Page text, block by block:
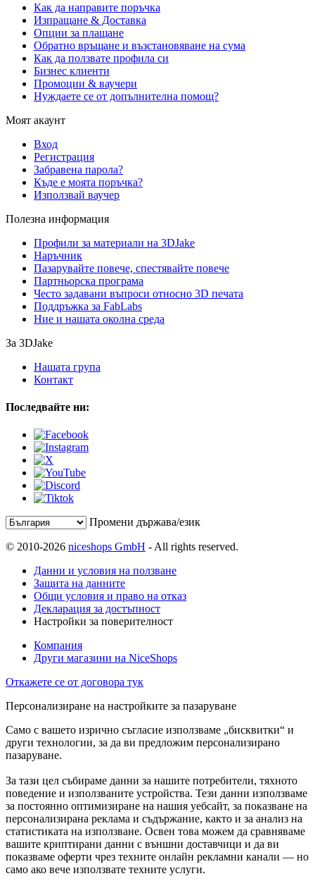
Как да направите поръчка
Изпращане & Доставка
Опции за плащане
Обратно връщане и възстановяване на сума
Как да ползвате профила си
Бизнес клиенти
Промоции & ваучери
Нуждаете се от допълнителна помощ?
Моят акаунт
Вход
Регистрация
Забравена парола?
Къде е моята поръчка?
Използвай ваучер
Полезна информация
Профили за материали на 3DJake
Наръчник
Пазарувайте повече, спестявайте повече
Партньорска програма
Често задавани въпроси относно 3D печата
Поддръжка за FabLabs
Ние и нашата околна среда
За 3DJake
Нашата група
Контакт
Последвайте ни:
Промени държава/език
© 2010-2026 niceshops GmbH - All rights reserved.
Данни и условия на ползване
Защита на данните
Общи условия и право на отказ
Декларация за достъпност
Настройки за поверителност
Компания
Други магазини на NiceShops
Откажете се от договора тук
Персонализиране на настройките за пазаруване
Само с вашето изрично съгласие използваме „бисквитки“ и
други технологии, за да ви предложим персонализирано
пазаруване.
За тази цел събираме данни за нашите потребители, тяхното
поведение и използваните устройства. Тези данни използваме
за постоянно оптимизиране на нашия уебсайт, за показване на
персонализирана реклама и съдържание, както и за анализ на
статистиката на използване. Освен това можем да сравняваме
вашите криптирани данни с външни доставчици и да ви
показваме оферти чрез техните онлайн рекламни канали — но
само ако вече използвате техните услуги.